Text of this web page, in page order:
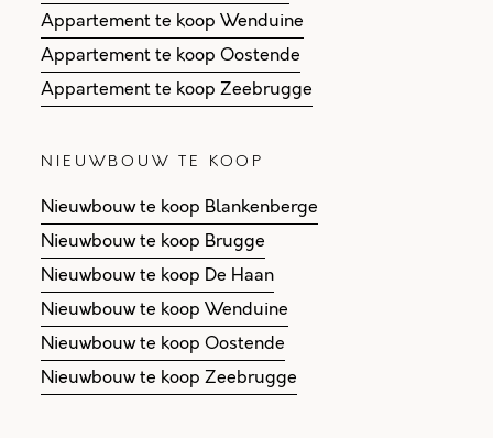
Appartement te koop Wenduine
Appartement te koop Oostende
Appartement te koop Zeebrugge
NIEUWBOUW TE KOOP
Nieuwbouw te koop Blankenberge
Nieuwbouw te koop Brugge
Nieuwbouw te koop De Haan
Nieuwbouw te koop Wenduine
Nieuwbouw te koop Oostende
Nieuwbouw te koop Zeebrugge